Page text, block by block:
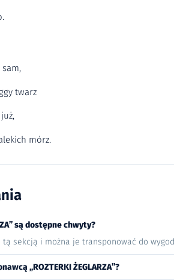
sam,
twarz
mórz.
są dostępne chwyty?
tą sekcją i można je transponować do
„ROZTERKI ŻEGLARZA”?